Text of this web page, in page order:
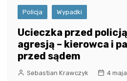
Policja Wypadki
Ucieczka przed
agresją – kierowca i
przed sądem
Sebastian Krawczyk 4